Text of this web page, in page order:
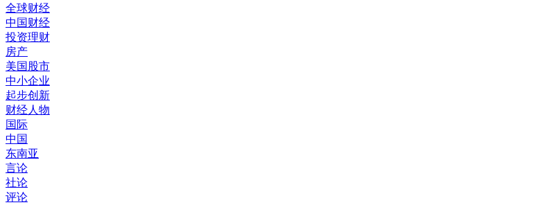
全球财经
中国财经
投资理财
房产
美国股市
中小企业
起步创新
财经人物
国际
中国
东南亚
言论
社论
评论